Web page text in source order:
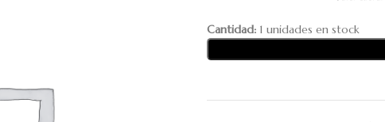
Cantidad: 1 unidades en stock